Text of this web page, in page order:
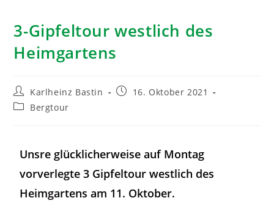
3-Gipfeltour westlich des
Heimgartens
Karlheinz Bastin
16. Oktober 2021
Bergtour
Unsre glücklicherweise auf Montag
vorverlegte 3 Gipfeltour westlich des
Heimgartens am 11. Oktober.